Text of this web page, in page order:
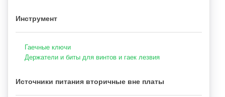
Инструмент
Гаечные ключи
Держатели и биты для винтов и гаек лезвия
Источники питания вторичные вне платы